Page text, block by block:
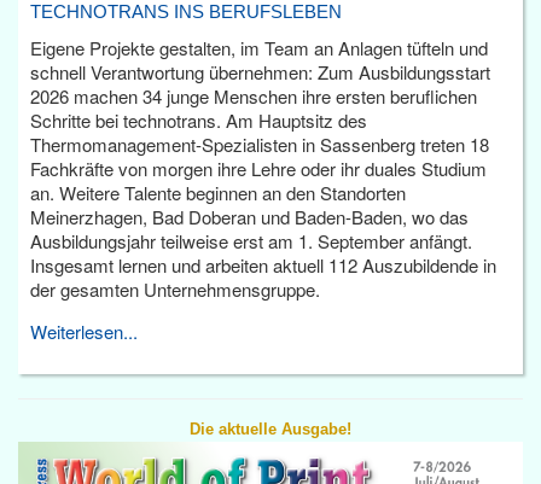
TECHNOTRANS INS BERUFSLEBEN
Eigene Projekte gestalten, im Team an Anlagen tüfteln und
schnell Verantwortung übernehmen: Zum Ausbildungsstart
2026 machen 34 junge Menschen ihre ersten beruflichen
Schritte bei technotrans. Am Hauptsitz des
Thermomanagement-Spezialisten in Sassenberg treten 18
Fachkräfte von morgen ihre Lehre oder ihr duales Studium
an. Weitere Talente beginnen an den Standorten
Meinerzhagen, Bad Doberan und Baden-Baden, wo das
Ausbildungsjahr teilweise erst am 1. September anfängt.
Insgesamt lernen und arbeiten aktuell 112 Auszubildende in
der gesamten Unternehmensgruppe.
Weiterlesen...
Die aktuelle Ausgabe!